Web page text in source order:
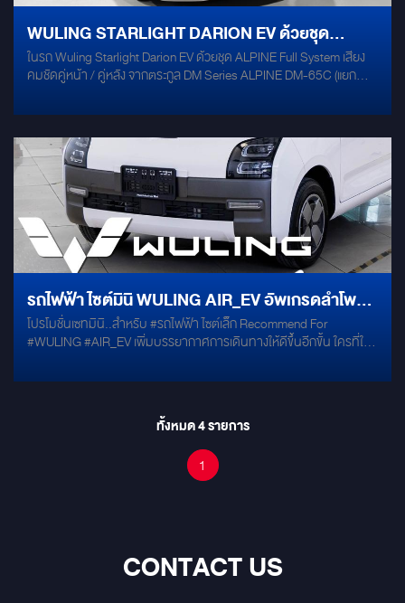
WULING STARLIGHT DARION EV ด้วยชุด
ALPINE FULL SYSTEM เสียงคมชัด
ในรถ Wuling Starlight Darion EV ด้วยชุด ALPINE Full System เสียง
คมชัดคู่หน้า / คู่หลัง จากตระกูล DM Series ALPINE DM-65C (แยก
บานประตูด้วย Damp Mercury Goldติมเบสแบบพอดี ไม่รก ไม่กินที่ซับบ็
ตัวจบของเซ็ตALPINE PXE-M60-4
รถไฟฟ้า ไซต์มินิ WULING AIR_EV อัพเกรดลำโพง
GROUND ZERO พร้อมงาน DAMPING ทั้งคัน
โปรโมชั่นเซทมินิ..สำหรับ #รถไฟฟ้า ไซต์เล็ก Recommend For
#WULING #AIR_EV เพิ่มบรรยากาศการเดินทางให้ดีขึ้นอีกขั้น ใครที่ใช้
ระบบ DSP Alpine - ชุดลำโพง GROUNDZERO HYDROGEN -
DAMP GROUNDZERO GZDM 3750AB-GOLD
ทั้งหมด4รายการ
1
CONTACT US